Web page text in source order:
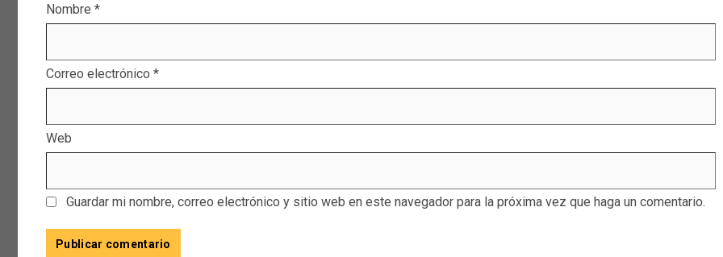
Nombre *
Correo electrónico *
Web
Guardar mi nombre, correo electrónico y sitio web en este navegador para la próxima vez que haga un comentario.